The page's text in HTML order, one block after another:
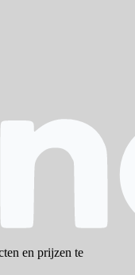
en prijzen te